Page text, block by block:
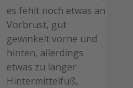
es fehlt noch etwas an
Vorbrust, gut
gewinkelt vorne und
hinten, allerdings
etwas zu langer
Hintermittelfuß,